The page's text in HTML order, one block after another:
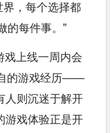
界，每个选择都
的每件事。”
戏上线一周内会
的游戏经历——
人则沉迷于解开
游戏体验正是开